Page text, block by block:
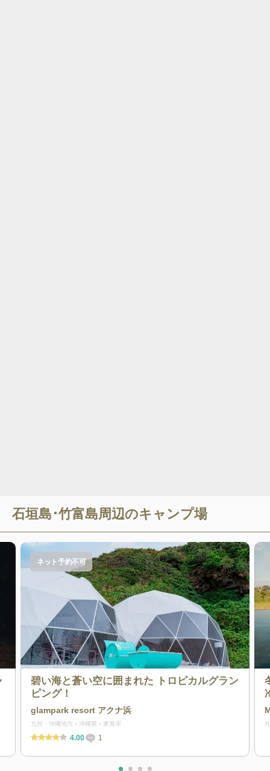
石垣島･竹富島周辺のキャンプ場
ネット予約不可
碧い海と蒼い空に囲まれた トロピカルグラン
ピング！
glampark resort アクナ浜
九州・沖縄地方 沖縄県 東海岸
4.00 1